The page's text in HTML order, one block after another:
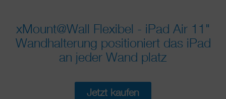
xMount@Wall Flexibel - iPad Air 11"
Wandhalterung positioniert das iPad
an jeder Wand platz
Jetzt kaufen